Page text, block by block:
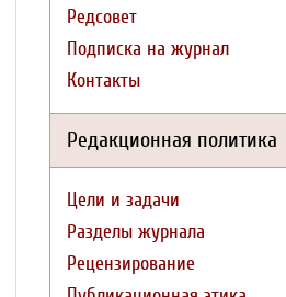
Редсовет
Подписка на журнал
Контакты
Редакционная политика
Цели и задачи
Разделы журнала
Рецензирование